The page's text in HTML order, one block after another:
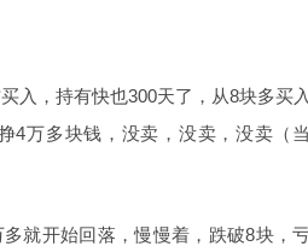
入，持有快也300天了，从8块多买
4万多块钱，没卖，没卖，没卖（
就开始回落，慢慢着，跌破8块，